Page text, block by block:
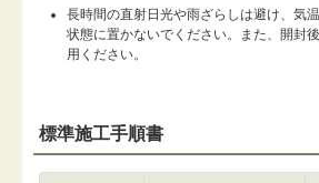
長時間の直射日光や雨ざらしは避け、
状態に置かないでください。また、開封
用ください。
標準施工手順書